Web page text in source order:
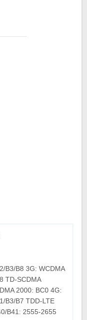
B3/B8 3G: WCDMA
TD-SCDMA
2000: BC0 4G:
B3/B7 TDD-LTE
B41: 2555-2655